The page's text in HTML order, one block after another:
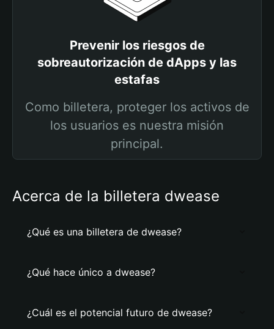
Prevenir los riesgos de
sobreautorización de dApps y las
estafas
Como billetera, proteger los activos de
los usuarios es nuestra misión
principal.
Acerca de la billetera dwease
¿Qué es una billetera de dwease?
¿Qué hace único a dwease?
¿Cuál es el potencial futuro de dwease?